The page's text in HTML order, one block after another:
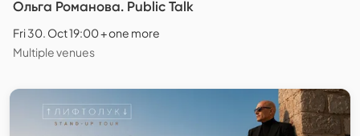
Ольга Романова. Public Talk
Fri 30. Oct 19:00 + one more
Multiple venues